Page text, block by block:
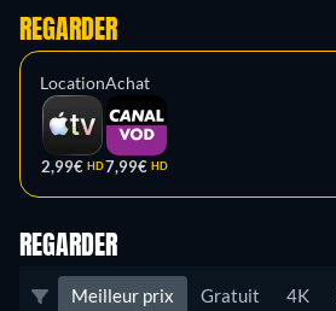
REGARDER
Location
2,99€ HD
Achat
7,99€ HD
REGARDER
Meilleur prix Gratuit 4K